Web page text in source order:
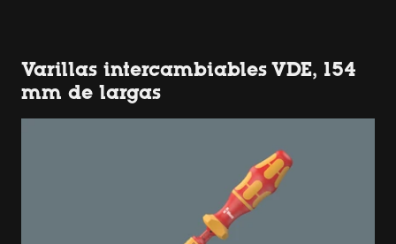
Varillas intercambiables VDE, 154
mm de largas